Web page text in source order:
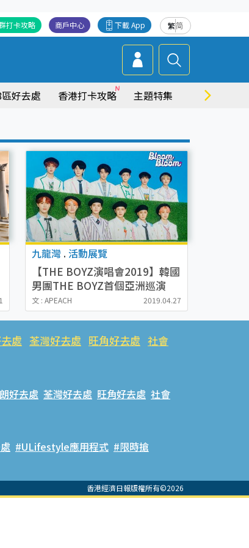
繁简
下載 App
商戶中心
打卡攻略
好去處 香港打卡攻略 主題特集 商場情報
九龍灣 . 活動展覽
【THE BOYZ演唱會2019】韓國
男團THE BOYZ首個亞洲巡演
THE CASTLE六月唱進九展
文 : APEACH 2019.04.27
處 荃灣好去處 旺角好去處 社會
好去處 荃灣好去處 旺角好去處 社會
#ULifestyle應用程式 #限時搶
香港經濟日報版權所有©2026